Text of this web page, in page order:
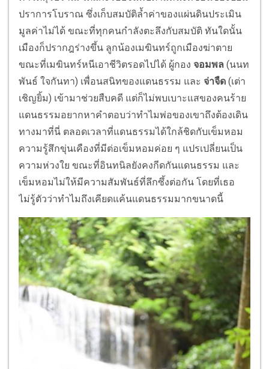
ปราการโบราณ ซึ่งเก็บสมบัติล้ำค่าของแผ่นดินประเมิน
มูลค่าไม่ได้ ขณะที่ทุกคนกำลังตะลึงกับสมบัติ ทันใดนั้น
เมืองก็ปรากฎร่างขึ้น ลูกน้องเมฆินทร์ถูกเมืองฆ่าตาย
ขณะที่เมฆินทร์หนีเอาชีวิตรอดไปได้ ผู้กอง จอมพล (นนท
พันธ์ ใจกันทา) เพื่อนสนิทของแดนธรรม และ จ่าจืด (เต่า
เชิญยิ้ม) เข้ามาช่วยสืบคดี แต่ก็ไม่พบเบาะแสของคนร้าย
แดนธรรมอยากหาคำตอบว่าทำไมพ่อของเขาถึงต้องเดิน
ทางมาที่นี่ ตลอดเวลาที่แดนธรรมได้ใกล้ชิดกับเข็มหอม
ความรู้สึกขุ่นเคืองที่มีต่อเข็มหอมค่อย ๆ แปรเปลี่ยนเป็น
ความห่วงใย ขณะที่อินทนิลยังคงกีดกันแดนธรรม และ
เข็มหอมไม่ให้มีความสัมพันธ์ที่ลึกซึ้งต่อกัน โดยที่เธอ
ไม่รู้ตัวว่าทำไมถึงเคียดแค้นแดนธรรมมากขนาดนี้